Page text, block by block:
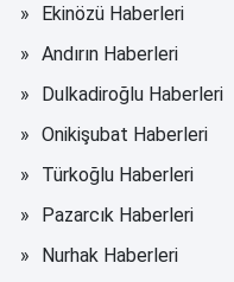
Ekinözü Haberleri
Andırın Haberleri
Dulkadiroğlu Haberleri
Onikişubat Haberleri
Türkoğlu Haberleri
Pazarcık Haberleri
Nurhak Haberleri